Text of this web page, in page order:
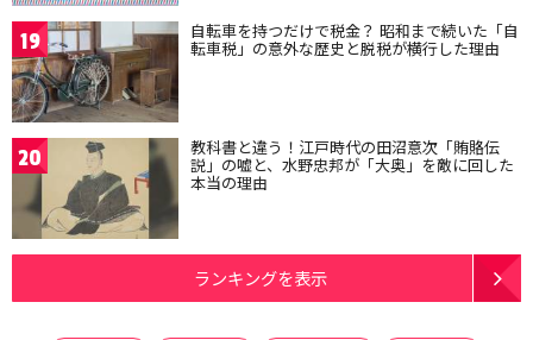
19 自転車を持つだけで税金？ 昭和まで続いた「自
転車税」の意外な歴史と脱税が横行した理由
20 教科書と違う！江戸時代の田沼意次「賄賂伝
説」の嘘と、水野忠邦が「大奥」を敵に回した
本当の理由
ランキングを表示